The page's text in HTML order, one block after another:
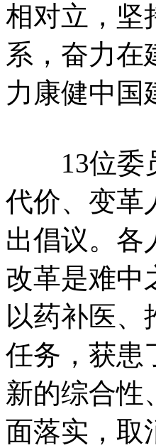
相对立，坚
系，奋力在
力康健中国
13位委员
代价、变革
出倡议。各
改革是难中
以药补医、
任务，获患
新的综合性
面落实，取